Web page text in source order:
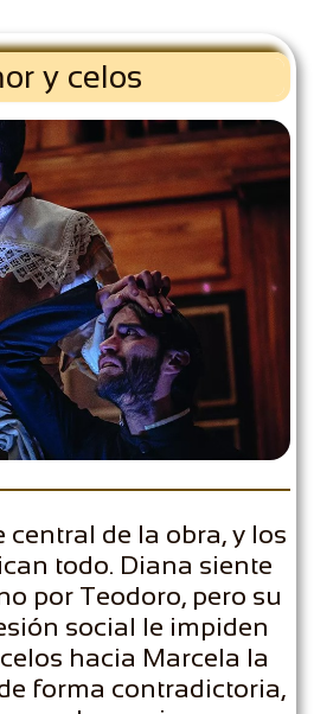
y celos
central de la obra, y los
todo. Diana siente
por Teodoro, pero su
social le impiden
hacia Marcela la
forma contradictoria,